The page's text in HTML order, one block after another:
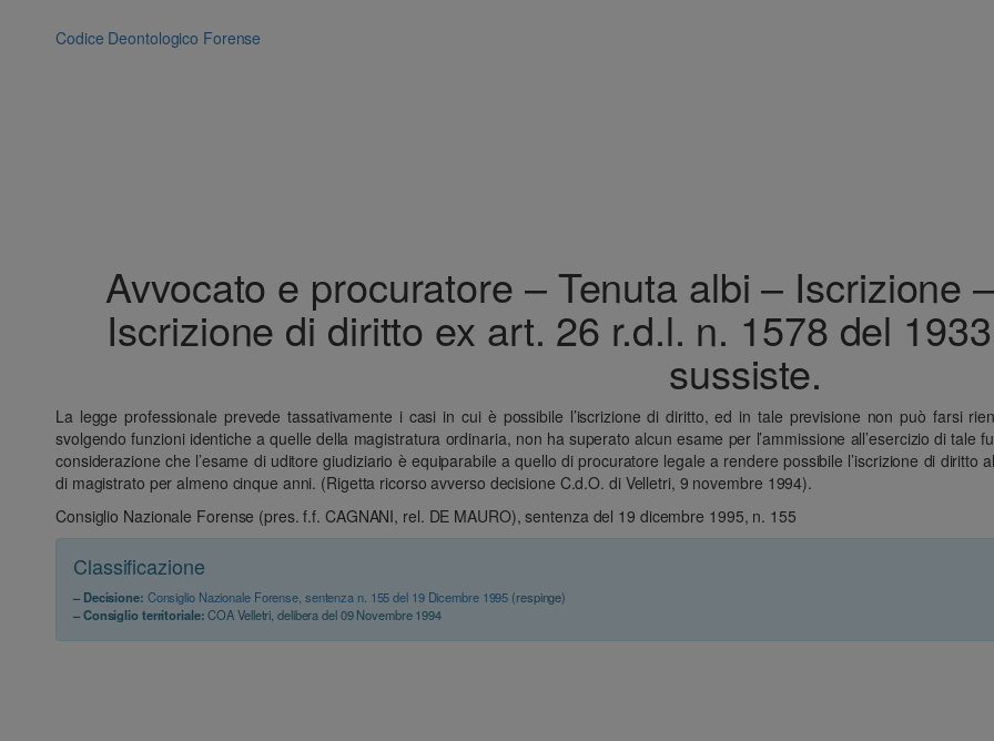
Codice Deontologico Forense
Avvocato e procuratore – Tenuta albi – Iscrizione
Iscrizione di diritto ex art. 26 r.d.l. n. 1578 del
sussiste.
La legge professionale prevede tassativamente i casi in cui è possibile l’iscrizione di diritto, ed in tale previsione non può farsi
svolgendo funzioni identiche a quelle della magistratura ordinaria, non ha superato alcun esame per l’ammissione all’esercizio di tale
considerazione che l’esame di uditore giudiziario è equiparabile a quello di procuratore legale a rendere possibile l’iscrizione di diritto
di magistrato per almeno cinque anni. (Rigetta ricorso avverso decisione C.d.O. di Velletri, 9 novembre 1994).
Consiglio Nazionale Forense (pres. f.f. CAGNANI, rel. DE MAURO), sentenza del 19 dicembre 1995, n. 155
Classificazione
– Decisione: Consiglio Nazionale Forense, sentenza n. 155 del 19 Dicembre 1995 (respinge)
– Consiglio territoriale:COA Velletri, delibera del 09 Novembre 1994